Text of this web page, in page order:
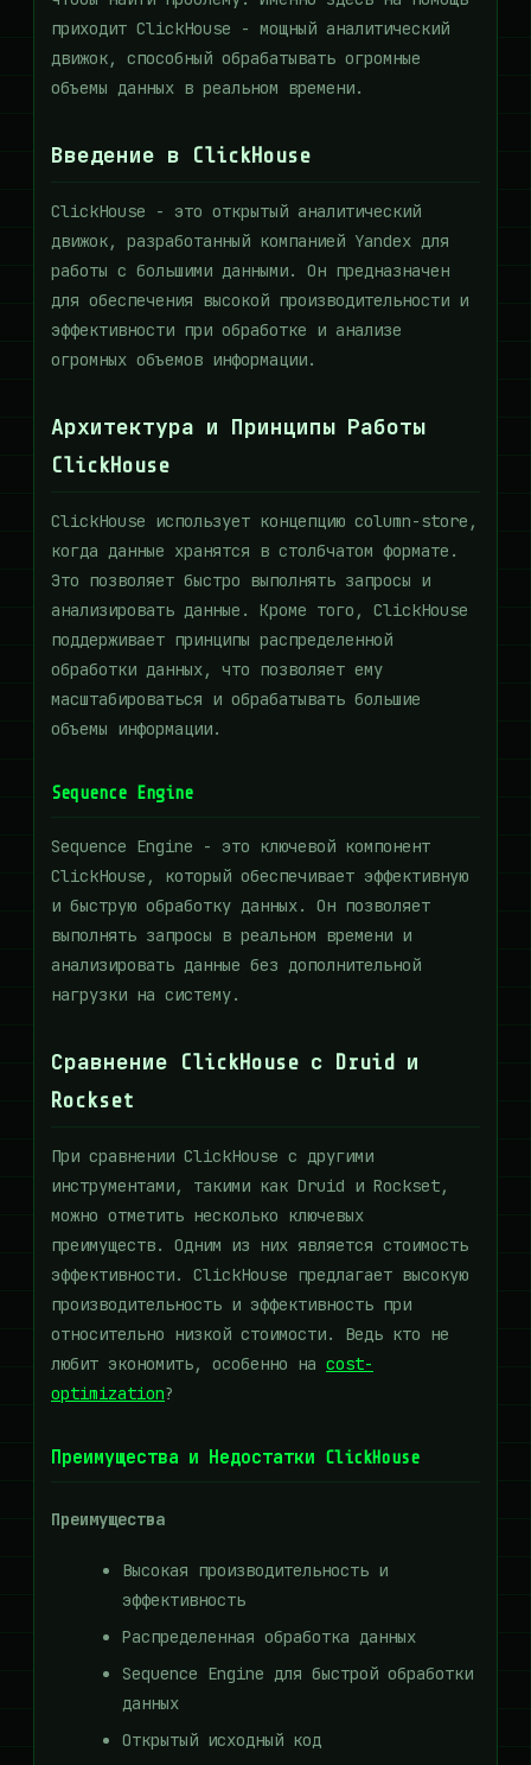
приходит ClickHouse - мощный аналитический
движок, способный обрабатывать огромные
объемы данных в реальном времени.
Введение в ClickHouse
ClickHouse - это открытый аналитический
движок, разработанный компанией Yandex для
работы с большими данными. Он предназначен
для обеспечения высокой производительности и
эффективности при обработке и анализе
огромных объемов информации.
Архитектура и Принципы Работы
ClickHouse
ClickHouse использует концепцию column-store,
когда данные хранятся в столбчатом формате.
Это позволяет быстро выполнять запросы и
анализировать данные. Кроме того, ClickHouse
поддерживает принципы распределенной
обработки данных, что позволяет ему
масштабироваться и обрабатывать большие
объемы информации.
Sequence Engine
Sequence Engine - это ключевой компонент
ClickHouse, который обеспечивает эффективную
и быструю обработку данных. Он позволяет
выполнять запросы в реальном времени и
анализировать данные без дополнительной
нагрузки на систему.
Сравнение ClickHouse с Druid и
Rockset
При сравнении ClickHouse с другими
инструментами, такими как Druid и Rockset,
можно отметить несколько ключевых
преимуществ. Одним из них является стоимость
эффективности. ClickHouse предлагает высокую
производительность и эффективность при
относительно низкой стоимости. Ведь кто не
любит экономить, особенно на cost-
optimization?
Преимущества и Недостатки ClickHouse
Преимущества
Высокая производительность и
эффективность
Распределенная обработка данных
Sequence Engine для быстрой обработки
данных
Открытый исходный код